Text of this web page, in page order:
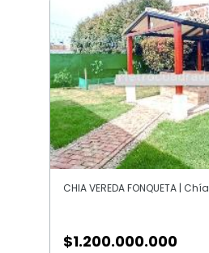
CHIA VEREDA FONQUETA | Chía
$1.200.000.000